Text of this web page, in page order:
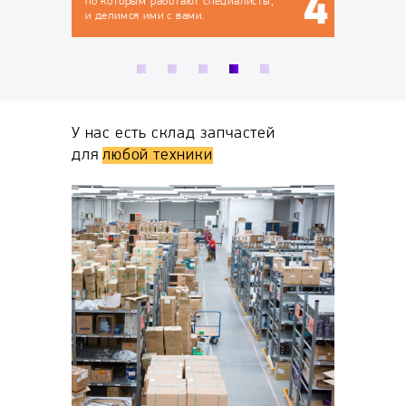
У нас есть склад запчастей
длялюбой техники